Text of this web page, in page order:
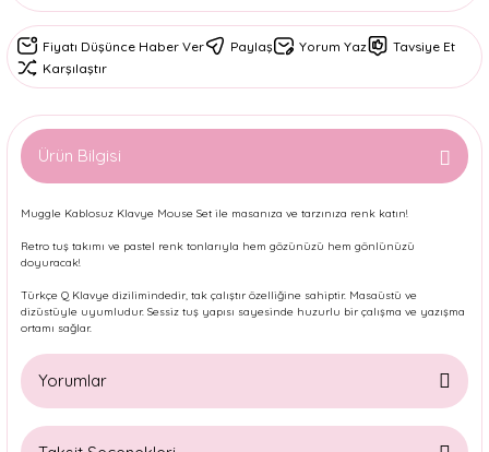
Fiyatı Düşünce Haber Ver Paylaş Yorum Yaz
Tavsiye Et
Karşılaştır
Ürün Bilgisi
Muggle Kablosuz Klavye Mouse Set ile masanıza ve tarzınıza renk katın!
Retro tuş takımı ve pastel renk tonlarıyla hem gözünüzü hem gönlünüzü
doyuracak!
Türkçe Q Klavye dizilimindedir, tak çalıştır özelliğine sahiptir. Masaüstü ve
dizüstüyle uyumludur. Sessiz tuş yapısı sayesinde huzurlu bir çalışma ve yazışma
ortamı sağlar.
Yorumlar